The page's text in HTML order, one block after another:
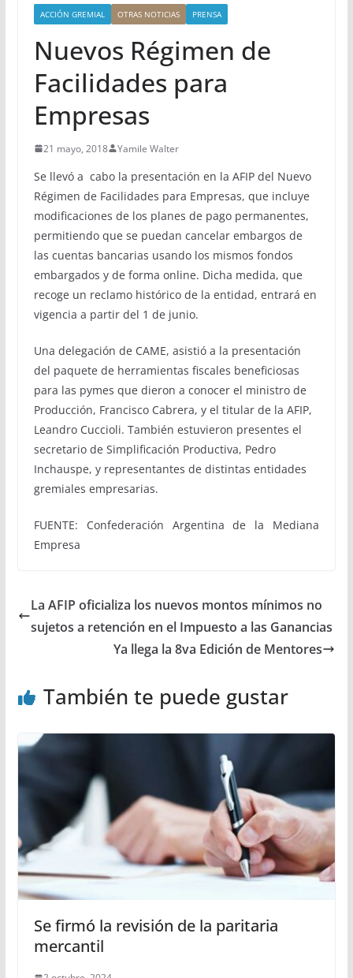
ACCIÓN GREMIAL OTRAS NOTICIAS PRENSA
Nuevos Régimen de
Facilidades para
Empresas
21 mayo, 2018 Yamile Walter
Se llevó a cabo la presentación en la AFIP del Nuevo
Régimen de Facilidades para Empresas, que incluye
modificaciones de los planes de pago permanentes,
permitiendo que se puedan cancelar embargos de
las cuentas bancarias usando los mismos fondos
embargados y de forma online. Dicha medida, que
recoge un reclamo histórico de la entidad, entrará en
vigencia a partir del 1 de junio.
Una delegación de CAME, asistió a la presentación
del paquete de herramientas fiscales beneficiosas
para las pymes que dieron a conocer el ministro de
Producción, Francisco Cabrera, y el titular de la AFIP,
Leandro Cuccioli. También estuvieron presentes el
secretario de Simplificación Productiva, Pedro
Inchauspe, y representantes de distintas entidades
gremiales empresarias.
FUENTE: Confederación Argentina de la Mediana
Empresa
La AFIP oficializa los nuevos montos mínimos no
sujetos a retención en el Impuesto a las Ganancias
Ya llega la 8va Edición de Mentores
También te puede gustar
Se firmó la revisión de la paritaria
mercantil